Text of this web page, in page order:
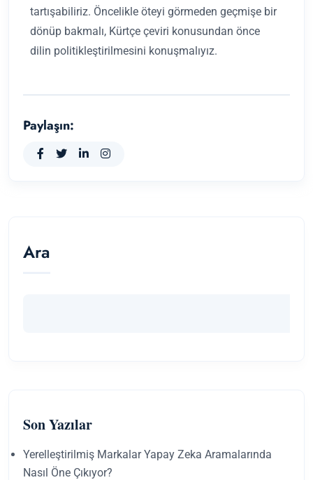
tartışabiliriz. Öncelikle öteyi görmeden geçmişe bir
dönüp bakmalı, Kürtçe çeviri konusundan önce
dilin politikleştirilmesini konuşmalıyız.
Paylaşın:
Ara
Son Yazılar
Yerelleştirilmiş Markalar Yapay Zeka Aramalarında
Nasıl Öne Çıkıyor?